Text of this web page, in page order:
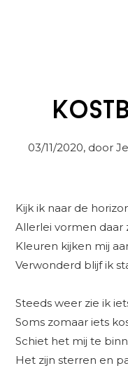
03/11/2020, door
Kijk ik naar de
Allerlei vormen daar
Kleuren kijken mij
Verwonderd blijf ik
Steeds weer zie ik
Soms zomaar iets
Schiet het mij te
Het zijn sterren en